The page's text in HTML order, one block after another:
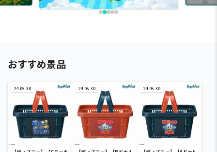
おすすめ景品
24.05.30 24.05.30 24.05.30